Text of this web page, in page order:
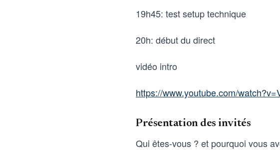
19h45: test setup technique
20h: début du direct
vidéo intro
https://www.youtube.com/
Présentation des invités
Qui êtes-vous ? et pourquoi vous